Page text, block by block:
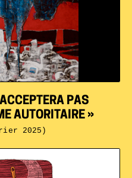
PAS
AUTORITAIRE »
2025)